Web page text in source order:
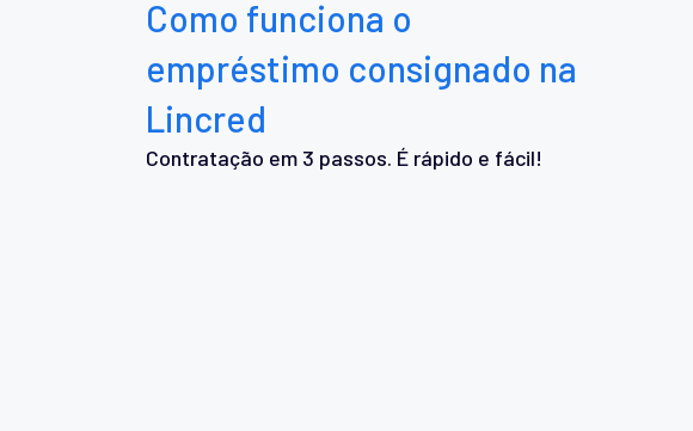
Como funciona o
empréstimo consignado na
Lincred
Contratação em 3 passos. É rápido e fácil!